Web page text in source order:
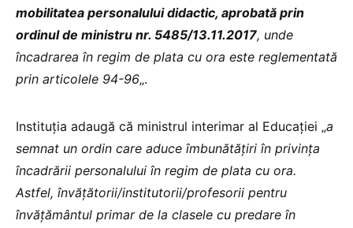
mobilitatea personalului didactic, aprobată prin
ordinul de ministru nr. 5485/13.11.2017, unde
încadrarea în regim de plata cu ora este reglementată
prin articolele 94-96„.
Instituția adaugă că ministrul interimar al Educației „a
semnat un ordin care aduce îmbunătățiri în privința
încadrării personalului în regim de plata cu ora.
Astfel, învățătorii/institutorii/profesorii pentru
învățământul primar de la clasele cu predare în